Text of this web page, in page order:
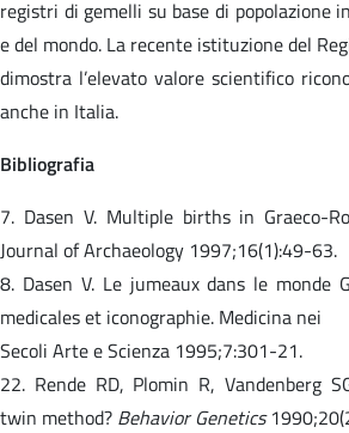
registri di gemelli su base di popolazione
e del mondo. La recente istituzione del
dimostra l’elevato valore scientifico
anche in Italia.
Bibliografia
7. Dasen V. Multiple births in Graeco-
Journal of Archaeology 1997;16(1):49-63.
8. Dasen V. Le jumeaux dans le monde
medicales et iconographie. Medicina nei
Secoli Arte e Scienza 1995;7:301-21.
22. Rende RD, Plomin R, Vandenberg
twin method? Behavior Genetics